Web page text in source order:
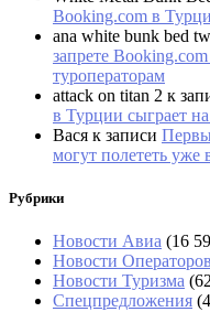
Booking.com в
ana white bunk bed
запрете
туроператорам
attack on titan 2 к
в Турции сыграет
Вася к записи
могут полететь уже
Рубрики
Новости Авиа (16
Новости Операторов
Новости Туризма
Спецпредложения